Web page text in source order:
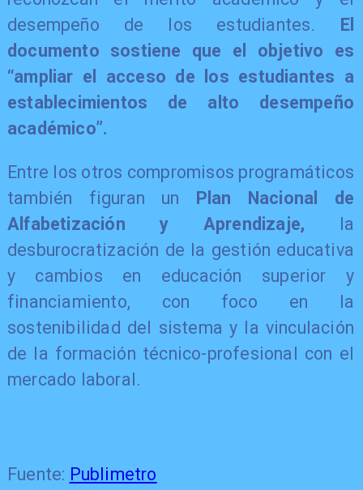
desempeño de los estudiantes. El
documento sostiene que el objetivo es
“ampliar el acceso de los estudiantes a
establecimientos de alto desempeño
académico”.
Entre los otros compromisos programáticos
también figuran un Plan Nacional de
Alfabetización y Aprendizaje, la
desburocratización de la gestión educativa
y cambios en educación superior y
financiamiento, con foco en la
sostenibilidad del sistema y la vinculación
de la formación técnico-profesional con el
mercado laboral.
Fuente: Publimetro